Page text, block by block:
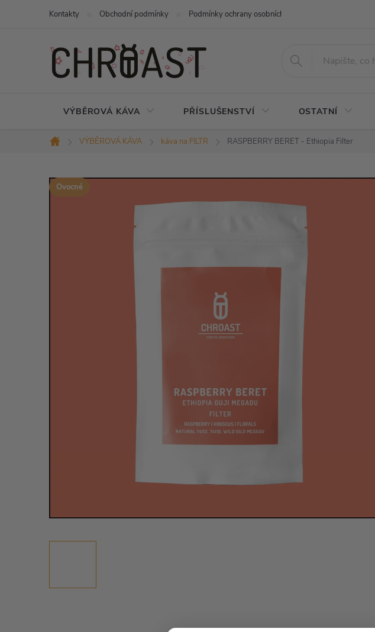
Kontakty Obchodní podmínky Podmínky ochrany osobních údajů
VÝBĚROVÁ KÁVA PŘÍSLUŠENSTVÍ OSTATNÍ
Domů
VÝBĚROVÁ KÁVA káva na FILTR RASPBERRY BERET - Ethiopia Filter
Ovocné